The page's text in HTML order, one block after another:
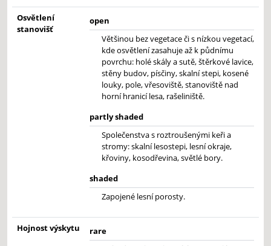
Osvětlení
stanovišť
open
Většinou bez vegetace či s nízkou vegetací,
kde osvětlení zasahuje až k půdnímu
povrchu: holé skály a sutě, štěrkové lavice,
stěny budov, písčiny, skalní stepi, kosené
louky, pole, vřesoviště, stanoviště nad
horní hranicí lesa, rašeliniště.
partly shaded
Společenstva s roztroušenými keři a
stromy: skalní lesostepi, lesní okraje,
křoviny, kosodřevina, světlé bory.
shaded
Zapojené lesní porosty.
Hojnost výskytu
rare